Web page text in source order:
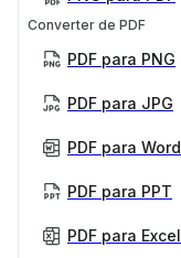
Converter de PDF
PDF para PNG
PDF para JPG
PDF para Word
PDF para PPT
PDF para Excel